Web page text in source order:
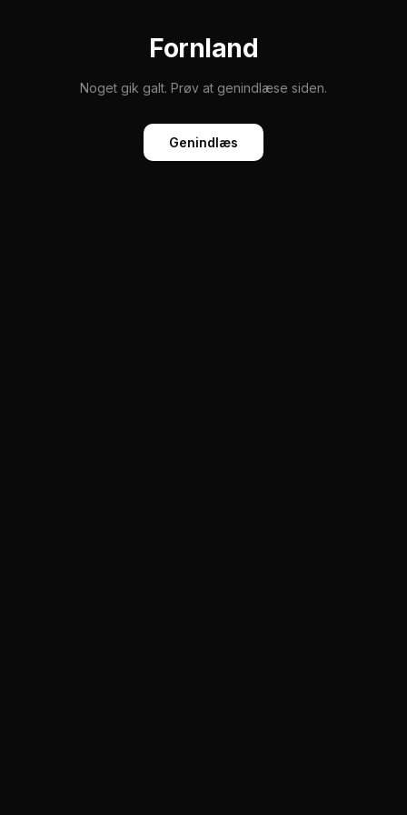
Fornland
Noget gik galt. Prøv at genindlæse siden.
Genindlæs